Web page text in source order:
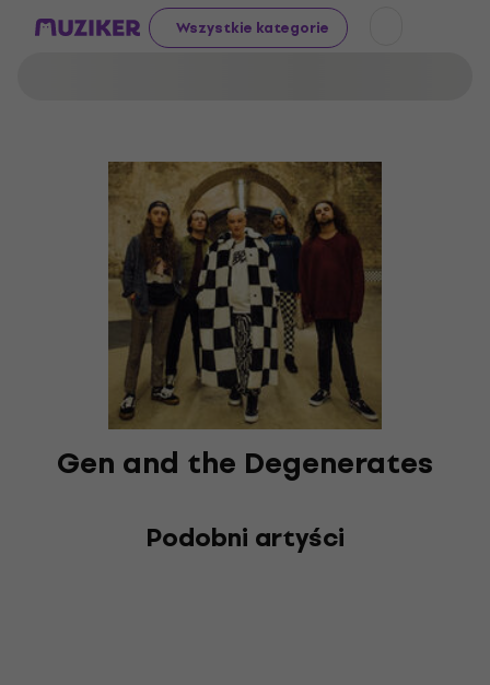
Wszystkie kategorie
Gen and the Degenerates
Podobni artyści